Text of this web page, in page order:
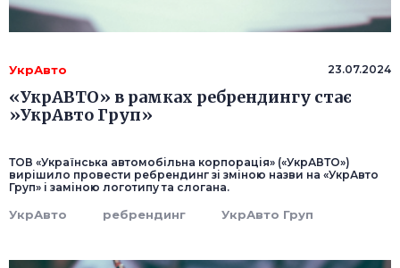
УкрАвто 23.07.2024
«УкрАВТО» в рамках ребрендингу стає
»УкрАвто Груп»
ТОВ «Українська автомобільна корпорація» («УкрАВТО»)
вирішило провести ребрендинг зі зміною назви на «УкрАвто
Груп» і заміною логотипу та слогана.
УкрАвто ребрендинг УкрАвто Груп